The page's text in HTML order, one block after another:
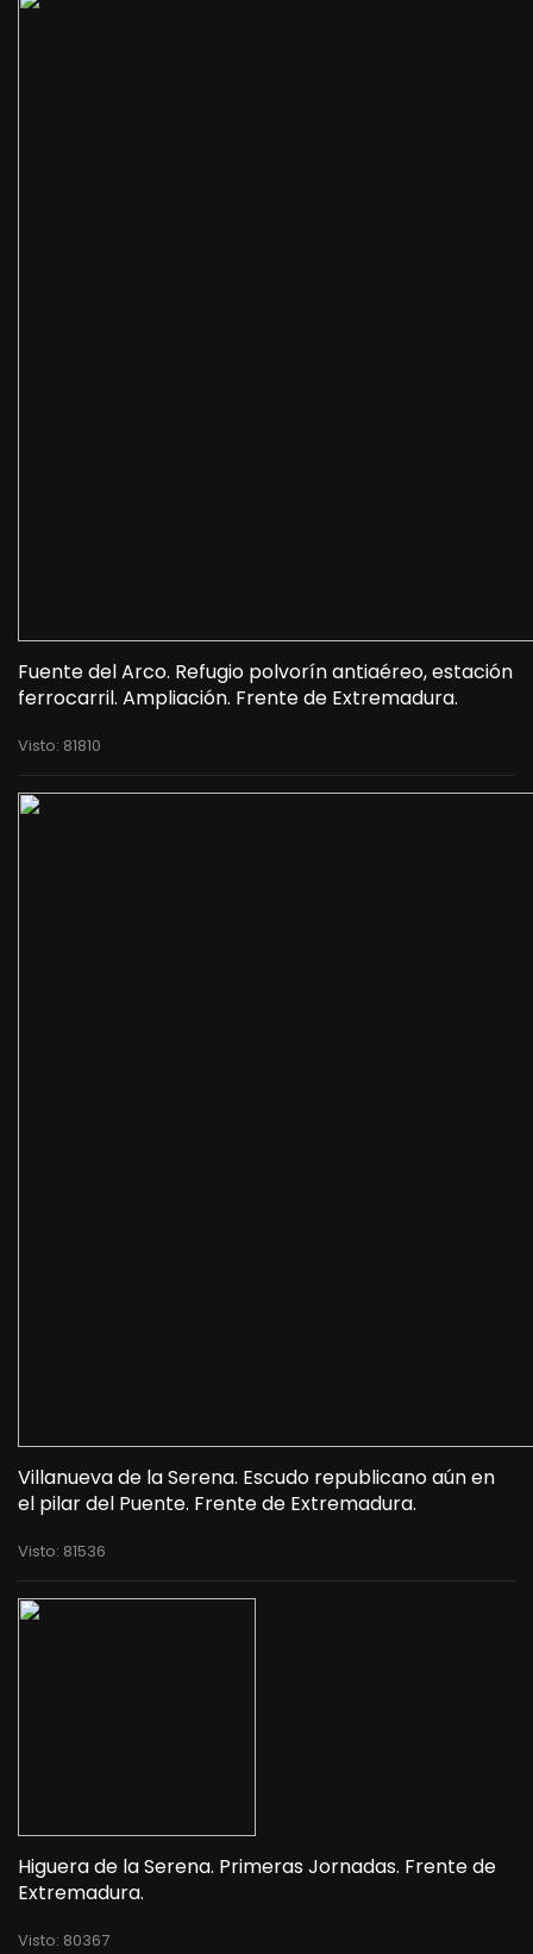
Fuente del Arco. Refugio polvorín antiaéreo, estación
ferrocarril. Ampliación. Frente de Extremadura.
Visto: 81810
Villanueva de la Serena. Escudo republicano aún en
el pilar del Puente. Frente de Extremadura.
Visto: 81536
Higuera de la Serena. Primeras Jornadas. Frente de
Extremadura.
Visto: 80367